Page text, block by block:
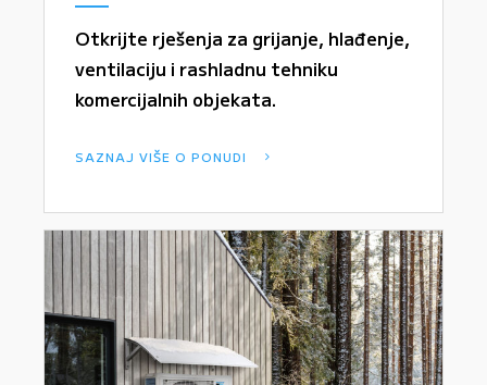
Otkrijte rješenja za grijanje, hlađenje,
ventilaciju i rashladnu tehniku
komercijalnih objekata.
SAZNAJ VIŠE O PONUDI